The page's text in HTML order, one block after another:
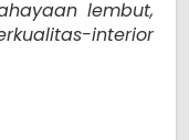
lembut,
interior